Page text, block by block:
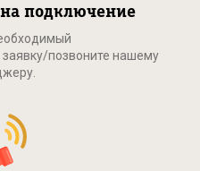
на подключение
позвоните нашему